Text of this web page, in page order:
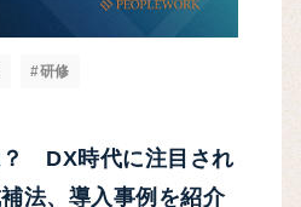
#研修
？ DX時代に注目され
法、導入事例を紹介